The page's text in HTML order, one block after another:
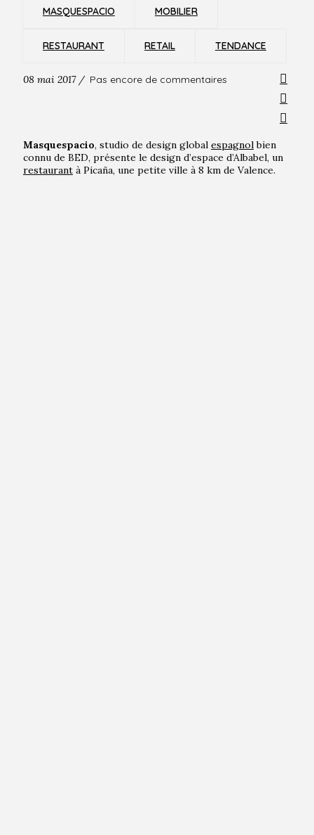
MASQUESPACIO MOBILIER
RESTAURANT RETAIL TENDANCE
08 mai 2017 / Pas encore de commentaires
Masquespacio, studio de design global espagnolbien
connu de BED, présente le design d’espace d’Albabel, un
restaurantà Picaña, une petite ville à 8 km de Valence.